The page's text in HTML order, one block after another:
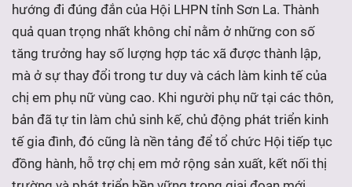
hướng đi đúng đắn của Hội LHPN tỉnh Sơn La. Thành
quả quan trọng nhất không chỉ nằm ở những con số
tăng trưởng hay số lượng hợp tác xã được thành lập,
mà ở sự thay đổi trong tư duy và cách làm kinh tế của
chị em phụ nữ vùng cao. Khi người phụ nữ tại các thôn,
bản đã tự tin làm chủ sinh kế, chủ động phát triển kinh
tế gia đình, đó cũng là nền tảng để tổ chức Hội tiếp tục
đồng hành, hỗ trợ chị em mở rộng sản xuất, kết nối thị